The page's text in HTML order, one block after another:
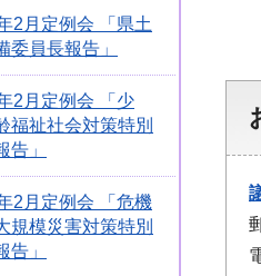
2月定例会 「県土
委員長報告」
2月定例会 「少
福祉社会対策特別
告」
2月定例会 「危機
規模災害対策特別
告」